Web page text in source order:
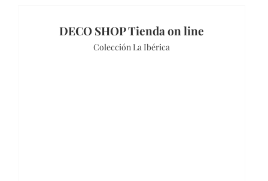
DECO SHOP Tienda on line
Colección La Ibérica